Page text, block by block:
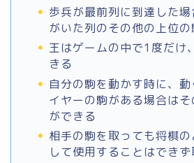
歩兵が最前列に到達した
がいた列のその他の上位
王はゲームの中で1度だけ
きる
自分の駒を動かす時に、
イヤーの駒がある場合は
ができる
相手の駒を取っても将棋
して使用することはでき